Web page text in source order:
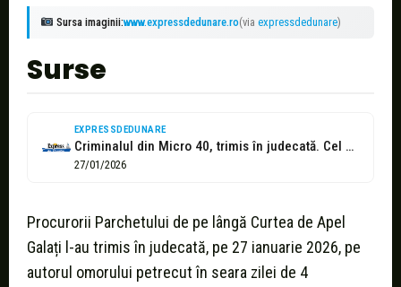
Sursa imaginii:www.expressdedunare.ro(via expressdedunare)
Surse
EXPRESSDEDUNARE
Criminalul din Micro 40, trimis în judecată. Cel mai probabil, își va...
27/01/2026
Procurorii Parchetului de pe lângă Curtea de Apel
Galați l-au trimis în judecată, pe 27 ianuarie 2026, pe
autorul omorului petrecut în seara zilei de 4